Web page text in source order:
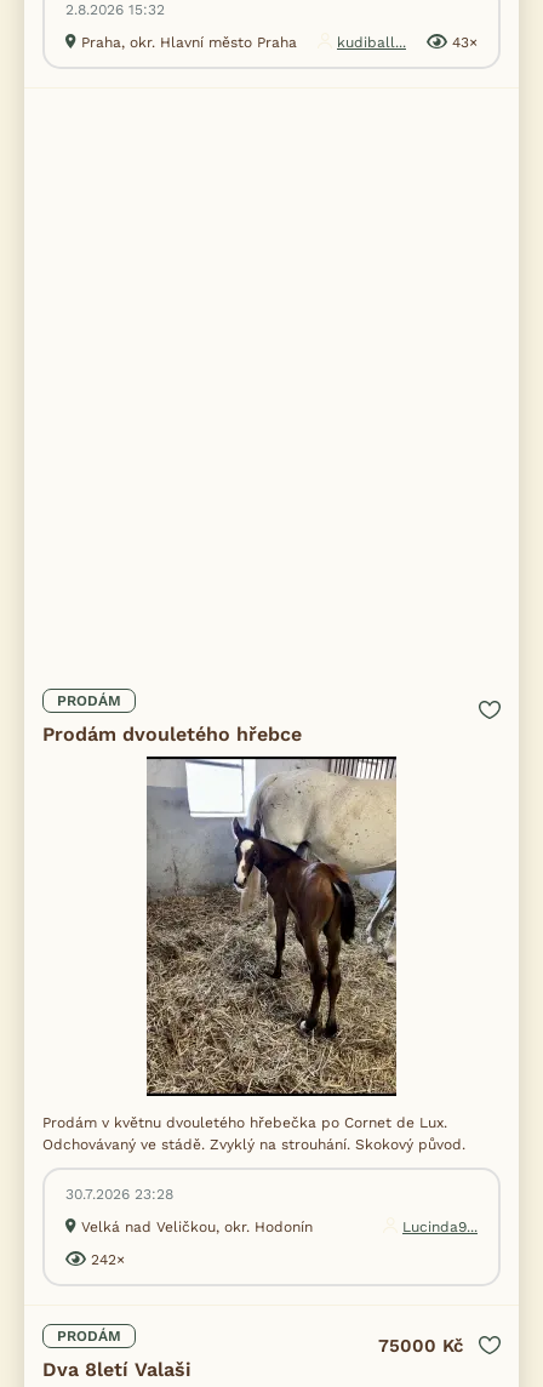
2.8.2026 15:32
Praha, okr. Hlavní město Praha
kudiball... 43×
PRODÁM
Prodám dvouletého hřebce
Prodám v květnu dvouletého hřebečka po Cornet de Lux.
Odchovávaný ve stádě. Zvyklý na strouhání. Skokový původ.
30.7.2026 23:28
Velká nad Veličkou, okr. Hodonín
Lucinda9...
242×
PRODÁM
Dva 8letí Valaši
75000 Kč